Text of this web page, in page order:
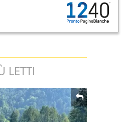
LETTI